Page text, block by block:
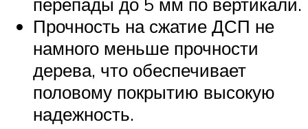
Прочность на сжатие ДСП не
намного меньше прочности
дерева, что обеспечивает
половому покрытию высокую
надежность.